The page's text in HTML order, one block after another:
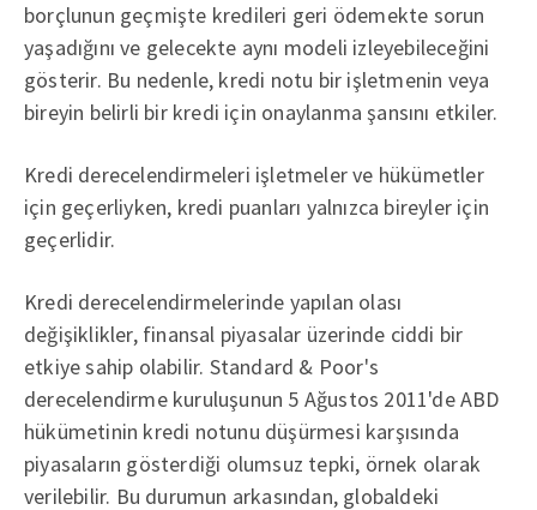
borçlunun geçmişte kredileri geri ödemekte sorun
yaşadığını ve gelecekte aynı modeli izleyebileceğini
gösterir. Bu nedenle, kredi notu bir işletmenin veya
bireyin belirli bir kredi için onaylanma şansını etkiler.
Kredi derecelendirmeleri işletmeler ve hükümetler
için geçerliyken, kredi puanları yalnızca bireyler için
geçerlidir.
Kredi derecelendirmelerinde yapılan olası
değişiklikler, finansal piyasalar üzerinde ciddi bir
etkiye sahip olabilir. Standard & Poor's
derecelendirme kuruluşunun 5 Ağustos 2011'de ABD
hükümetinin kredi notunu düşürmesi karşısında
piyasaların gösterdiği olumsuz tepki, örnek olarak
verilebilir. Bu durumun arkasından, globaldeki